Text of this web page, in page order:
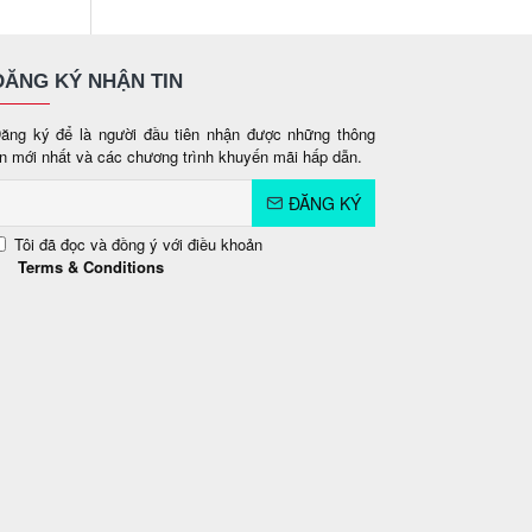
KÝ NHẬN TIN
ký để là người đầu tiên nhận được những thông
mới nhất và các chương trình khuyến mãi hấp dẫn.
ĐĂNG KÝ
Tôi đã đọc và đồng ý với điều khoản
Terms & Conditions